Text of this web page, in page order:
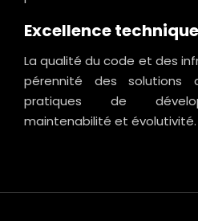
Excellence technique
La qualité du code et des
pérennité des solutions
pratiques de
maintenabilité et évolutivité.